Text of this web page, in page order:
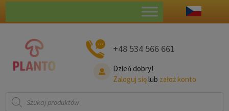
+48 534 566 661
Dzień dobry!
Zaloguj sięlub założ konto
Wyszukiwarka
produktów